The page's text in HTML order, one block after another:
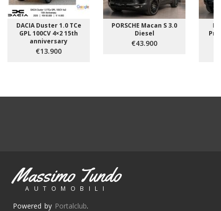
DACIA Duster 1.0 TCe
GPL 100CV 4×2 15th
anniversary
€13.900
PORSCHE Macan S 3.0
Diesel
€43.900
Massimo Tundo
AUTOMOBILI
Powered by Portalclub.